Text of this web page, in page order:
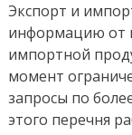
Экспорт и
информацию от
импортной
момент
запросы по
этого перечня